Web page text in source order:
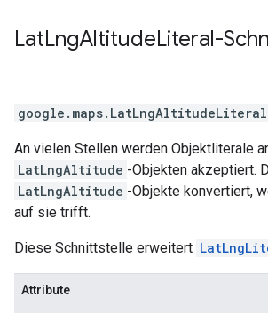
LatLngAltitudeLiteral-
google.maps. LatLngAltitudeLiteral
An vielen Stellen werden Objektliterale
LatLngAltitude -Objekten akzeptiert.
LatLngAltitude -Objekte konvertiert,
auf sie trifft.
Diese Schnittstelle erweitert
Attribute